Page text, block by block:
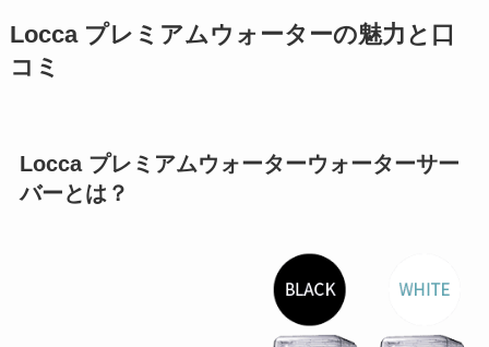
Locca プレミアムウォーターの魅力と口
コミ
Locca プレミアムウォーターウォーターサー
バーとは？